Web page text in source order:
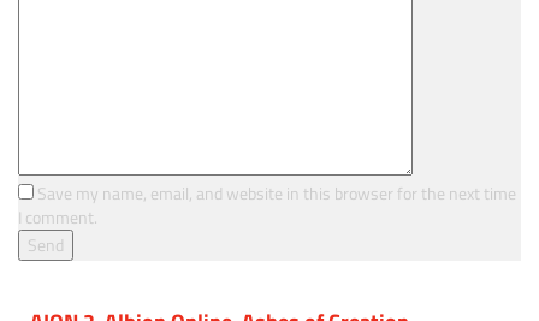
Save my name, email, and website in this browser for the next time
I comment.